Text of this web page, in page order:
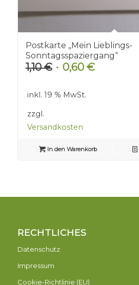
Postkarte „Mein Lieblings-
Sonntagsspaziergang“
1,10€ Ursprünglicher
war:
0,60 €Aktueller
inkl. 19 % MwSt.
zzgl.
Versandkosten
In den Warenkorb
RECHTLICHES
Datenschutz
Impressum
Cookie-Richtlinie (EU)